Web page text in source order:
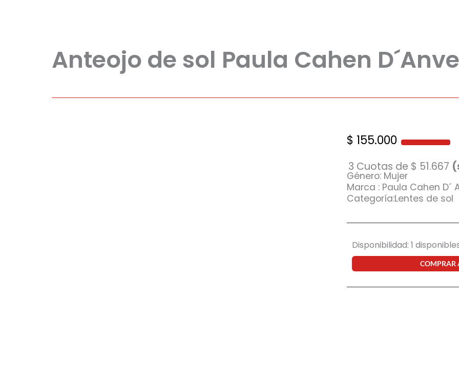
Anteojo de sol Paula Cahen
$ 155.000
3 Cuotas de $ 51.667
Género: Mujer
Marca : Paula Cahen D´
Categoría:Lentes de sol
Disponibilidad: 1
Anteojo
Paula
COMPRAR